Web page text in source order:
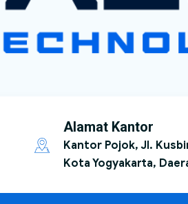
Alamat Kantor
Kantor Pojok, Jl.
Kota Yogyakarta,